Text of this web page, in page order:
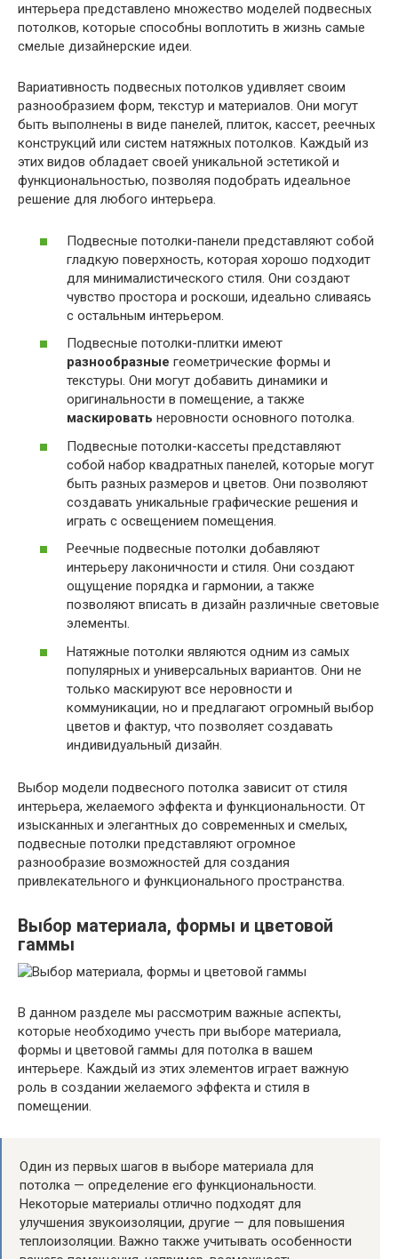
интерьера представлено множество моделей подвесных
потолков, которые способны воплотить в жизнь самые
смелые дизайнерские идеи.
Вариативность подвесных потолков удивляет своим
разнообразием форм, текстур и материалов. Они могут
быть выполнены в виде панелей, плиток, кассет, реечных
конструкций или систем натяжных потолков. Каждый из
этих видов обладает своей уникальной эстетикой и
функциональностью, позволяя подобрать идеальное
решение для любого интерьера.
Подвесные потолки-панели представляют собой
гладкую поверхность, которая хорошо подходит
для минималистического стиля. Они создают
чувство простора и роскоши, идеально сливаясь
с остальным интерьером.
Подвесные потолки-плитки имеют
разнообразные геометрические формы и
текстуры. Они могут добавить динамики и
оригинальности в помещение, а также
маскировать неровности основного потолка.
Подвесные потолки-кассеты представляют
собой набор квадратных панелей, которые могут
быть разных размеров и цветов. Они позволяют
создавать уникальные графические решения и
играть с освещением помещения.
Реечные подвесные потолки добавляют
интерьеру лаконичности и стиля. Они создают
ощущение порядка и гармонии, а также
позволяют вписать в дизайн различные световые
элементы.
Натяжные потолки являются одним из самых
популярных и универсальных вариантов. Они не
только маскируют все неровности и
коммуникации, но и предлагают огромный выбор
цветов и фактур, что позволяет создавать
индивидуальный дизайн.
Выбор модели подвесного потолка зависит от стиля
интерьера, желаемого эффекта и функциональности. От
изысканных и элегантных до современных и смелых,
подвесные потолки представляют огромное
разнообразие возможностей для создания
привлекательного и функционального пространства.
Выбор материала, формы и цветовой
гаммы
В данном разделе мы рассмотрим важные аспекты,
которые необходимо учесть при выборе материала,
формы и цветовой гаммы для потолка в вашем
интерьере. Каждый из этих элементов играет важную
роль в создании желаемого эффекта и стиля в
помещении.
Один из первых шагов в выборе материала для
потолка — определение его функциональности.
Некоторые материалы отлично подходят для
улучшения звукоизоляции, другие — для повышения
теплоизоляции. Важно также учитывать особенности